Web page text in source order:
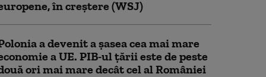
în creștere (WSJ)
a devenit a șasea cea mai mare
a UE. PIB-ul țării este de peste
ori mai mare decât cel al României